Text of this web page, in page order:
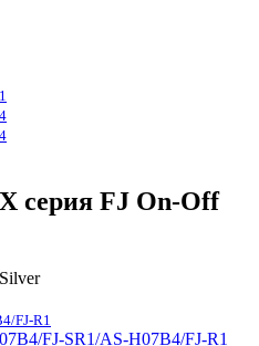
серия FJ On-Off
FJ-R1